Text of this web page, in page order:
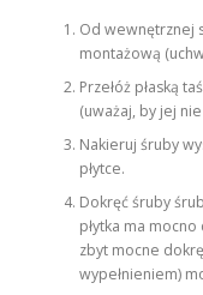
Od wewnętrznej
montażową
Przełóż płaską
(uważaj, by jej
Nakieruj śruby
płytce.
Dokręć śruby
płytka ma
zbyt mocne
wypełnieniem)